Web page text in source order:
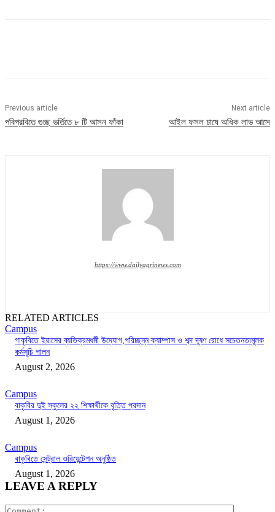
Previous article
পবিপ্রবিতে গুচ্ছ ভর্তিতে ৮ টি আসন ফাঁকা
Next article
আইল ফসল চাষে অধিক লাভ আসে
https://www.dailyagrinews.com
RELATED ARTICLES
Campus
গাকৃবিতে ইয়াসের ব্যতিক্রমধর্মী উদ্যোগ,পরিচ্ছন্ন ক্যাম্পাস ও শব্দ দূষণ রোধে সচেতনতামূলক
কর্মসূচি পালন
August 2, 2026
Campus
বাকৃবির দুই স্কুলের ২২ শিক্ষার্থীকে বৃত্তি প্রদান
August 1, 2026
Campus
বাকৃবিতে সেন্ট্রাল ওরিয়েন্টেশন অনুষ্ঠিত
August 1, 2026
LEAVE A REPLY